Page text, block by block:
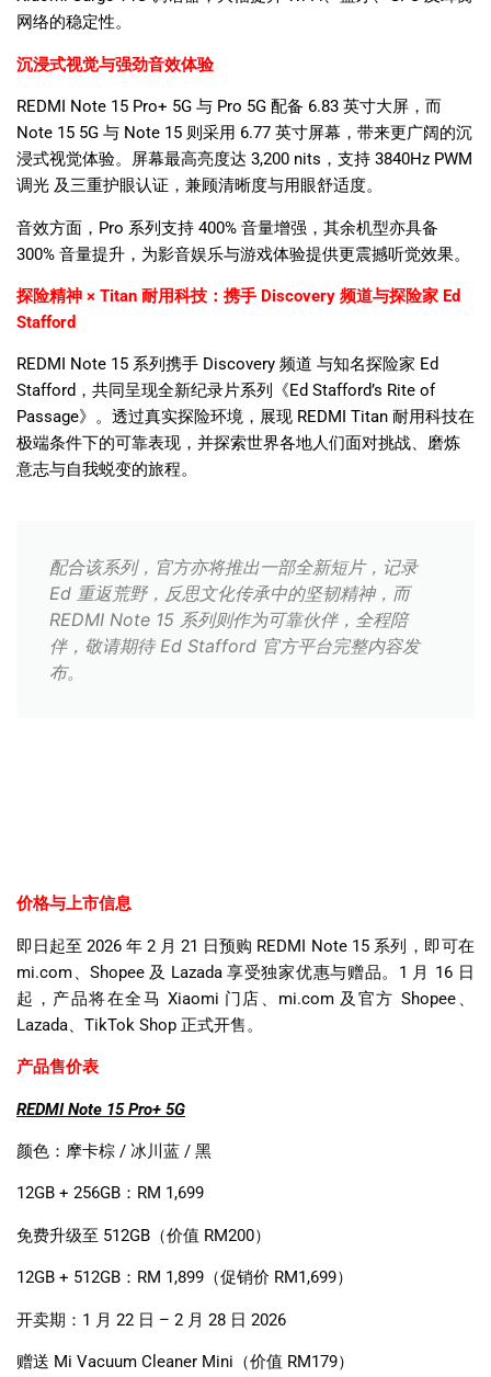
网络的稳定性。
沉浸式视觉与强劲音效体验
REDMI Note 15 Pro+ 5G 与 Pro 5G 配备 6.83 英寸大屏，而
Note 15 5G 与 Note 15 则采用 6.77 英寸屏幕，带来更广阔的沉
浸式视觉体验。屏幕最高亮度达 3,200 nits ，支持 3840Hz PWM
调光 及三重护眼认证，兼顾清晰度与用眼舒适度。
音效方面， Pro 系列支持 400% 音量增强，其余机型亦具备
300% 音量提升，为影音娱乐与游戏体验提供更震撼听觉效果。
探险精神 × Titan 耐用科技：携手 Discovery 频道与探险家 Ed
Stafford
REDMI Note 15 系列携手 Discovery 频道 与知名探险家 Ed
Stafford ，共同呈现全新纪录片系列《Ed Stafford’s Rite of
Passage》。透过真实探险环境，展现 REDMI Titan 耐用科技在
极端条件下的可靠表现，并探索世界各地人们面对挑战、磨炼
意志与自我蜕变的旅程。
配合该系列，官方亦将推出一部全新短片，记录
Ed 重返荒野，反思文化传承中的坚韧精神，而
REDMI Note 15 系列则作为可靠伙伴，全程陪
伴，敬请期待 Ed Stafford 官方平台完整内容发
布。
价格与上市信息
即日起至 2026 年 2 月 21 日预购 REDMI Note 15 系列，即可在
mi.com、 Shopee 及 Lazada 享受独家优惠与赠品。 1 月 16 日
起，产品将在全马 Xiaomi 门店、 mi.com 及官方 Shopee 、
Lazada、 TikTok Shop 正式开售。
产品售价表
REDMI Note 15 Pro+ 5G
颜色：摩卡棕 / 冰川蓝 / 黑
12GB + 256GB ： RM 1,699
免费升级至 512GB （价值 RM200）
12GB + 512GB ： RM 1,899 （促销价 RM1,699）
开卖期： 1 月 22 日 – 2 月 28 日 2026
赠送 Mi Vacuum Cleaner Mini （价值 RM179）